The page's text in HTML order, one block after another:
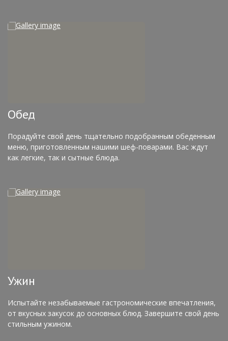
Обед
Порадуйте свой день тщательно подобранным обеденным
меню, приготовленным нашими шеф-поварами. Вас ждут
как легкие, так и сытные блюда.
Ужин
Испытайте незабываемые гастрономические впечатления,
от вкусных закусок до основных блюд. Завершите свой день
стильным ужином.